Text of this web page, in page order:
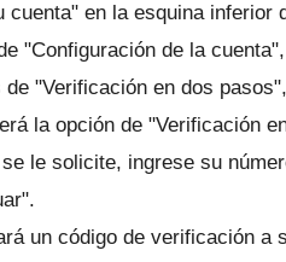
cuenta" en la esquina inferior
"Configuración de la
de "Verificación en dos
la opción de "Verificación
le solicite, ingrese su
un código de verificación a